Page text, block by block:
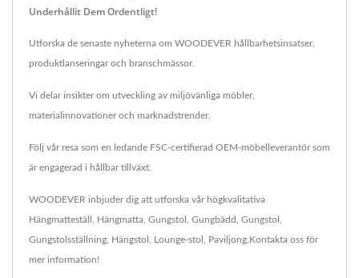
Underhållit Dem Ordentligt!
Utforska de senaste nyheterna om WOODEVER hållbarhetsinsatser,
produktlanseringar och branschmässor.
Vi delar insikter om utveckling av miljövänliga möbler,
materialinnovationer och marknadstrender.
Följ vår resa som en ledande FSC-certifierad OEM-möbelleverantör som
är engagerad i hållbar tillväxt.
WOODEVER inbjuder dig att utforska vår högkvalitativa
Hängmatteställ Hängmatta Gungstol Gungbädd Gungstol
Gungstolsställning Hängstol Lounge-stol Paviljong Kontakta oss för
mer information!